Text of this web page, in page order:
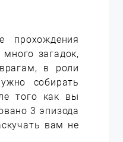
прохождения
загадок,
в роли
собирать
того как вы
3 эпизода
вам не